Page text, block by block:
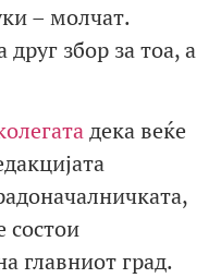
– молчат.
збор за тоа, а
дека веќе
состои
главниот град.